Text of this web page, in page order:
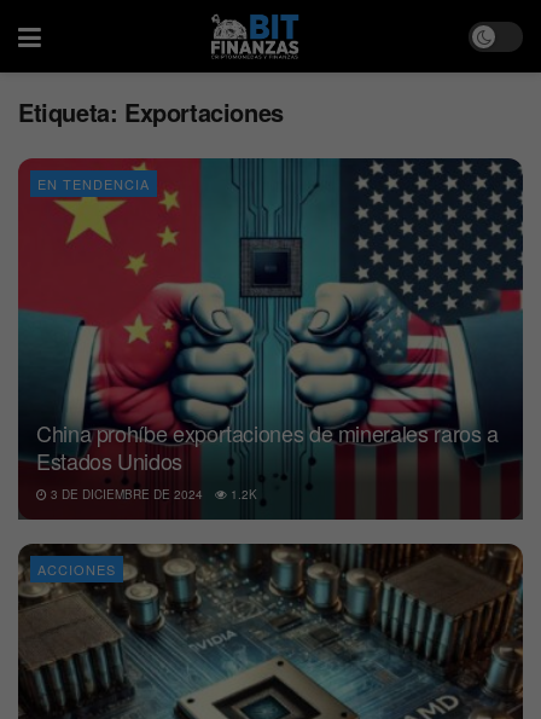
Etiqueta: Exportaciones
EN TENDENCIA
China prohíbe exportaciones de minerales raros a
Estados Unidos
3 DE DICIEMBRE DE 2024 1.2K
ACCIONES